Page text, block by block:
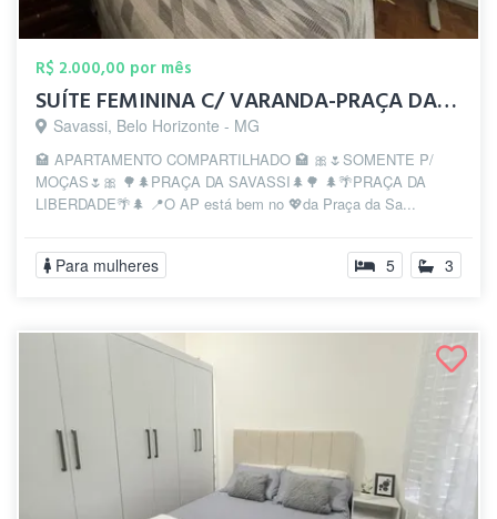
R$ 2.000,00 por mês
SUÍTE FEMININA C/ VARANDA-PRAÇA DA SAVAS...
Savassi, Belo Horizonte - MG
🏩 APARTAMENTO COMPARTILHADO 🏩 🎀🌷SOMENTE P/
MOÇAS🌷🎀 🌳🌲PRAÇA DA SAVASSI🌲🌳 🌲🌴PRAÇA DA
LIBERDADE🌴🌲 📍O AP está bem no 💖da Praça da Sa...
Para mulheres 5 3